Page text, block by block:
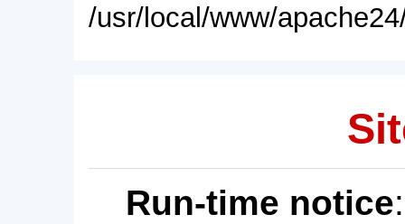
/usr/local/www/
Run-time notice